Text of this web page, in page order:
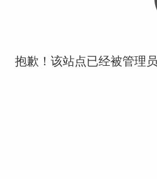
抱歉！该站点已经被管理